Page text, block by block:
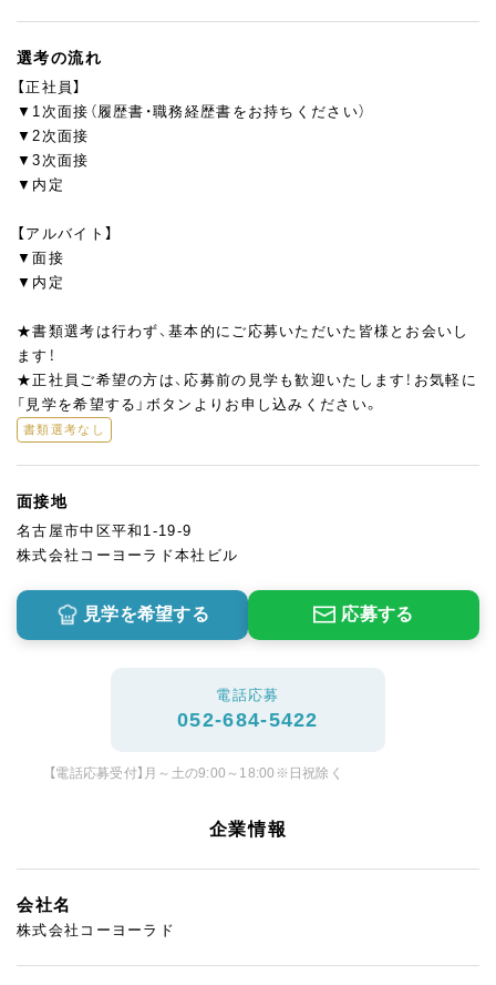
選考の流れ
【正社員】
▼1次面接（履歴書・職務経歴書をお持ちください）
▼2次面接
▼3次面接
▼内定
【アルバイト】
▼面接
▼内定
★書類選考は行わず、基本的にご応募いただいた皆様とお会いし
ます！
★正社員ご希望の方は、応募前の見学も歓迎いたします！お気軽に
「見学を希望する」ボタンよりお申し込みください。
書類選考なし
面接地
名古屋市中区平和1-19-9
株式会社コーヨーラド本社ビル
見学を希望する 応募する
電話応募
052-684-5422
【電話応募受付】月～土の9:00～18:00※日祝除く
企業情報
会社名
株式会社コーヨーラド